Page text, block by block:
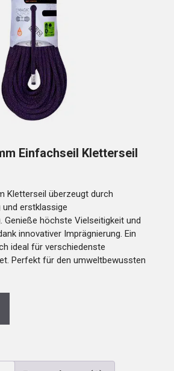
Einfachseil Kletterseil
Kletterseil überzeugt durch
erstklassige
Genieße höchste Vielseitigkeit und
innovativer Imprägnierung. Ein
ideal für verschiedenste
Perfekt für den umweltbewussten